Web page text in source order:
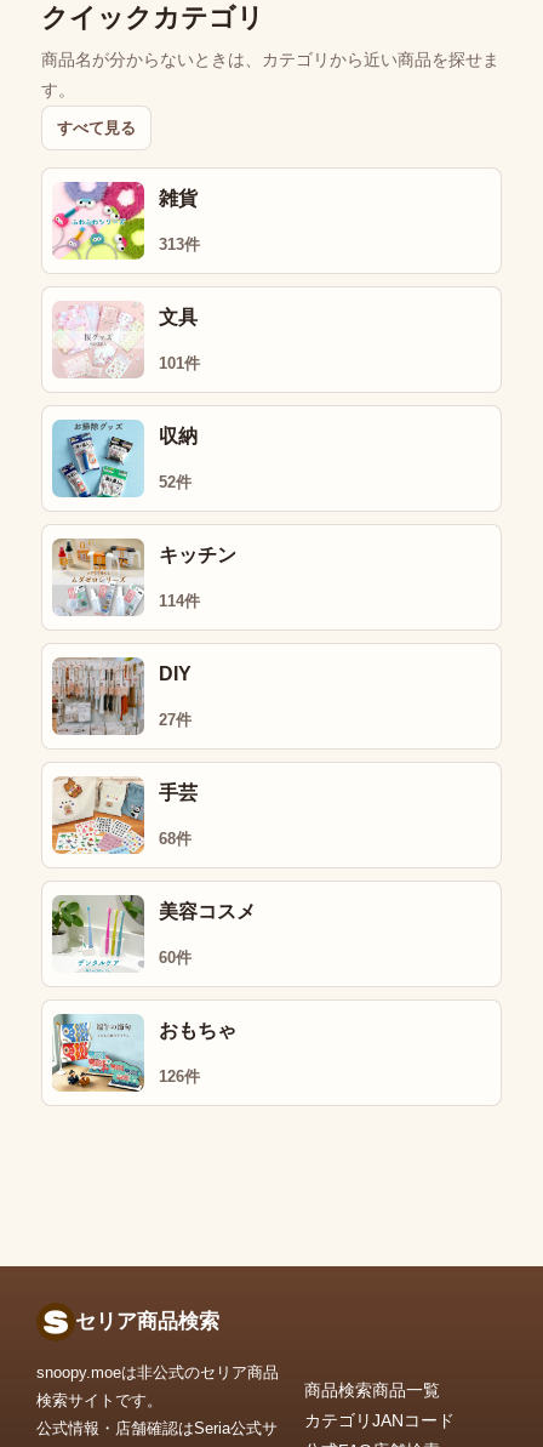
クイックカテゴリ
商品名が分からないときは、カテゴリから近い商品を探せま
す。
すべて見る
雑貨
313件
文具
101件
収納
52件
キッチン
114件
DIY
27件
手芸
68件
美容コスメ
60件
おもちゃ
126件
セリア商品検索
snoopy.moeは非公式のセリア商品
検索サイトです。
公式情報・店舗確認はSeria公式サ
商品検索商品一覧
カテゴリJANコード